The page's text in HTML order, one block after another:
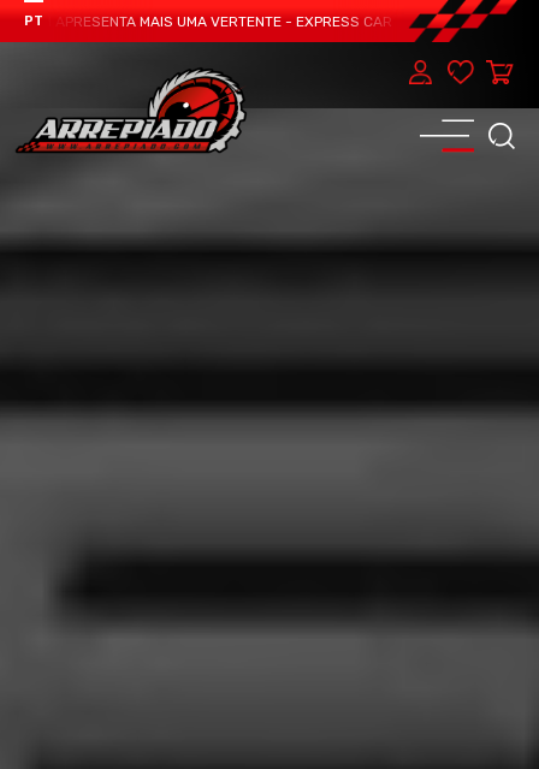
PT
APRESENTA MAIS UMA VERTENTE - EXPRESS CAR SERVICE, MANUTENÇÃO